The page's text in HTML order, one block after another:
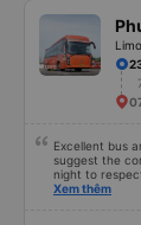
Excellent bus
suggest the
night to
please display
Xem thêm